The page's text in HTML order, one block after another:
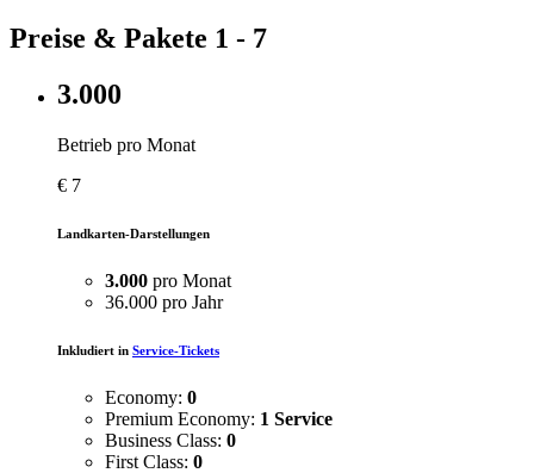
Preise & Pakete 1 - 7
3.000
Betrieb pro Monat
€ 7
Landkarten-Darstellungen
3.000 pro Monat
36.000 pro Jahr
Inkludiert in Service-Tickets
Economy: 0
Premium Economy: 1 Service
Business Class: 0
First Class: 0